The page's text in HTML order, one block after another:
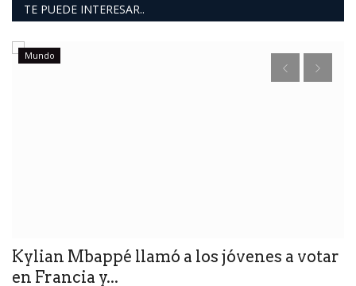
TE PUEDE INTERESAR..
Mundo
Kylian Mbappé llamó a los jóvenes a votar
en Francia y...